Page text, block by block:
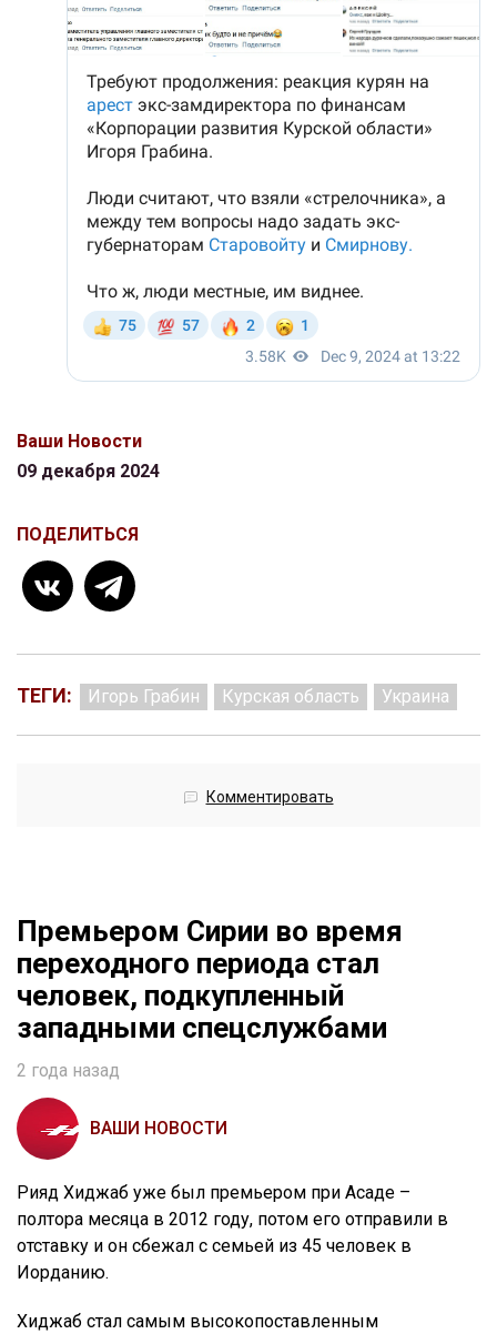
Ваши Новости
09 декабря 2024
ПОДЕЛИТЬСЯ
ТЕГИ: Игорь Грабин Курская область Украина
Комментировать
Премьером Сирии во время
переходного периода стал
человек, подкупленный
западными спецслужбами
2 года назад
ВАШИ НОВОСТИ
Рияд Хиджаб уже был премьером при Асаде –
полтора месяца в 2012 году, потом его отправили в
отставку и он сбежал с семьей из 45 человек в
Иорданию.
Хиджаб стал самым высокопоставленным